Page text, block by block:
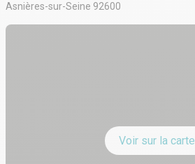
Asnières-sur-Seine 92600
Voir sur la carte